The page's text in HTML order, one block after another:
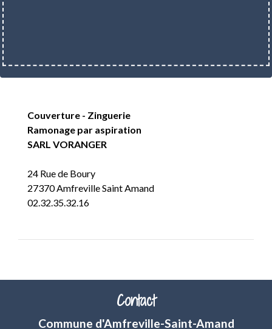
Couverture - Zinguerie
Ramonage par aspiration
SARL VORANGER
24 Rue de Boury
27370 Amfreville Saint Amand
02.32.35.32.16
Contact
Commune d'Amfreville-Saint-Amand